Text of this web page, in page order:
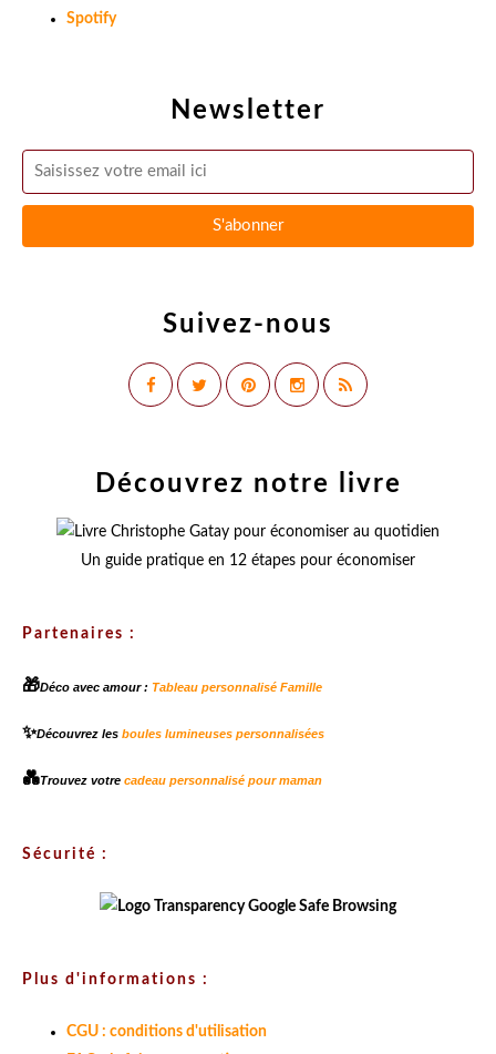
Newsletter
Suivez-nous
Spotify
Découvrez notre livre
Un guide pratique en 12 étapes pour économiser
Partenaires :
🎁Déco avec amour : Tableau personnalisé Famille
✨Découvrez les boules lumineuses personnalisées
💑Trouvez votre cadeau personnalisé pour maman
Sécurité :
Plus d'informations :
CGU : conditions d'utilisation